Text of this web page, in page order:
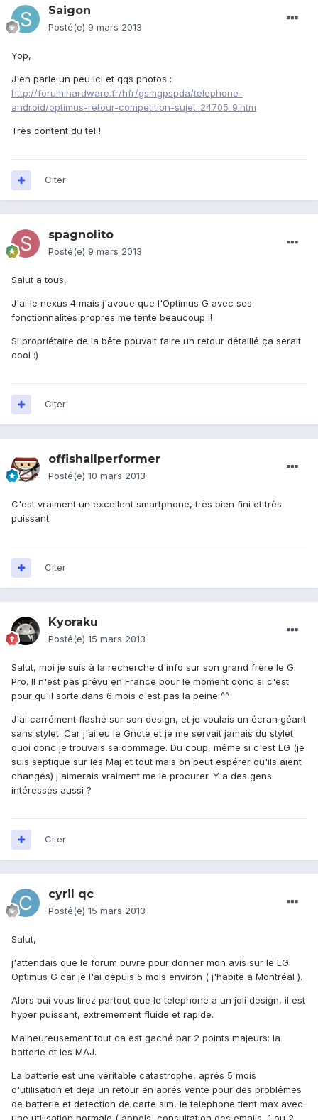
Saigon
Posté(e) 9 mars 2013
Yop,
J'en parle un peu ici et qqs photos :
http://forum.hardware.fr/hfr/gsmgpspda/telephone-
android/optimus-retour-competition-sujet_24705_9.htm
Très content du tel !
Citer
spagnolito
Posté(e) 9 mars 2013
Salut a tous,
J'ai le nexus 4 mais j'avoue que l'Optimus G avec ses
fonctionnalités propres me tente beaucoup !!
Si propriétaire de la bête pouvait faire un retour détaillé ça serait
cool :)
Citer
offishallperformer
Posté(e) 10 mars 2013
C'est vraiment un excellent smartphone, très bien fini et très
puissant.
Citer
Kyoraku
Posté(e) 15 mars 2013
Salut, moi je suis à la recherche d'info sur son grand frère le G
Pro. Il n'est pas prévu en France pour le moment donc si c'est
pour qu'il sorte dans 6 mois c'est pas la peine ^^
J'ai carrément flashé sur son design, et je voulais un écran géant
sans stylet. Car j'ai eu le Gnote et je me servait jamais du stylet
quoi donc je trouvais sa dommage. Du coup, même si c'est LG (je
suis septique sur les Maj et tout mais on peut espérer qu'ils aient
changés) j'aimerais vraiment me le procurer. Y'a des gens
intéressés aussi ?
Citer
cyril qc
Posté(e) 15 mars 2013
Salut,
j'attendais que le forum ouvre pour donner mon avis sur le LG
Optimus G car je l'ai depuis 5 mois environ ( j'habite a Montréal ).
Alors oui vous lirez partout que le telephone a un joli design, il est
hyper puissant, extremement fluide et rapide.
Malheureusement tout ca est gaché par 2 points majeurs: la
batterie et les MAJ.
La batterie est une véritable catastrophe, aprés 5 mois
d'utilisation et deja un retour en aprés vente pour des problémes
de batterie et detection de carte sim, le telephone tient max avec